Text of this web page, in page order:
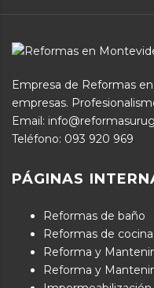
Empresa de Reformas
empresas.
Email:
Teléfono: 093 920 969
PÁGINAS
Reformas de baño
Reformas de cocina
Reforma y
Reforma y